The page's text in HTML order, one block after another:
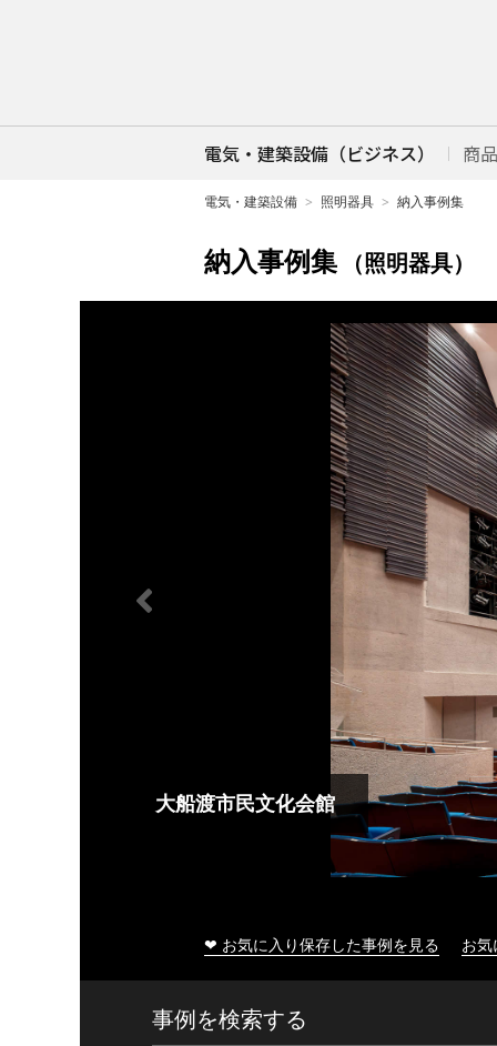
電気・建築設備（ビジネス） 商
電気・建築設備 照明器具 納入事例集
納入事例集 （照明器具）
大船渡市民文化会館
❤ お気に入り保存した事例を見る お
事例を検索する